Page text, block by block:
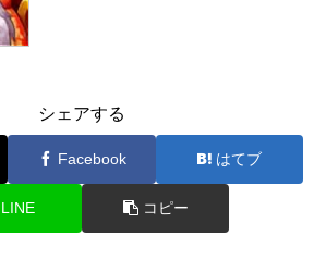
シェアする
Facebook はてブ
LINE コピー